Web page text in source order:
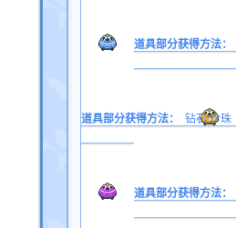
道具部分获得方法：
道具部分获得方法：
钻石/珍珠
道具部分获得方法：